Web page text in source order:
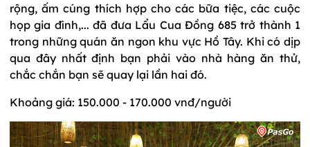
rộng, ấm cúng thích hợp cho các bữa tiệc, các cuộc
họp gia đình,... đã đưa Lẩu Cua Đồng 685 trở thành 1
trong những quán ăn ngon khu vực Hồ Tây. Khi có dịp
qua đây nhất định bạn phải vào nhà hàng ăn thử,
chắc chắn bạn sẽ quay lại lần hai đó.
Khoảng giá: 150.000 - 170.000 vnđ/người